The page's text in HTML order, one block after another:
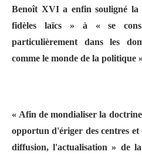
Benoît XVI a enfin souligné la
fidèles laïcs » à « se
particulièrement dans les
comme le monde de la politique
« Afin de mondialiser la
opportun d'ériger des centres
diffusion, l'actualisation » de